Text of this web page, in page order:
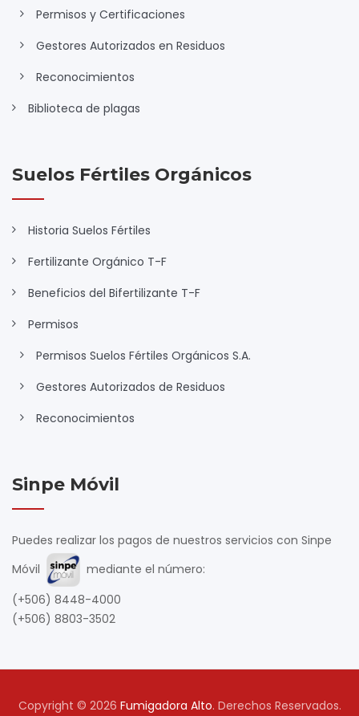
Permisos y Certificaciones
Gestores Autorizados en Residuos
Reconocimientos
Biblioteca de plagas
Suelos Fértiles Orgánicos
Historia Suelos Fértiles
Fertilizante Orgánico T-F
Beneficios del Bifertilizante T-F
Permisos
Permisos Suelos Fértiles Orgánicos S.A.
Gestores Autorizados de Residuos
Reconocimientos
Sinpe Móvil
Puedes realizar los pagos de nuestros servicios con Sinpe
Móvil
mediante el número:
(+506) 8448-4000
(+506) 8803-3502
Copyright © 2026 Fumigadora Alto. Derechos Reservados.